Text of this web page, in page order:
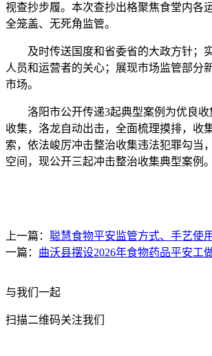
视查抄步履。本次查抄出格聚焦食堂内各
全笼盖、无死角监管。
及时传送国度和省委省的大政方针；
人员和运营者的关心；展现市场监管部分
市场。
洛阳市公开传递3起典型案例为优良收
收集，洛龙自动出击，全面梳理摸排，收
索，依法峻厉冲击整治收集违法犯罪勾当
空间，现公开三起冲击整治收集典型案例。
上一篇： 聪慧食物平安监管方式、手艺使
一篇： 曲沃县摆设2026年食物药品平安工
与我们一起
扫描二维码关注我们